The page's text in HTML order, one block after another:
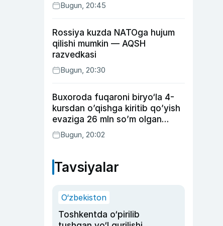
Bugun, 20:45
Rossiya kuzda NATOga hujum
qilishi mumkin — AQSH
razvedkasi
Bugun, 20:30
Buxoroda fuqaroni biryo‘la 4-
kursdan o’qishga kiritib qo’yish
evaziga 26 mln so’m olgan
shaxs ushlandi
Bugun, 20:02
Tavsiyalar
O‘zbekiston
Toshkentda o‘pirilib